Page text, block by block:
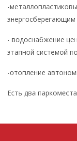
-
- водоснабжение
этапной системой
-отопление
Есть два